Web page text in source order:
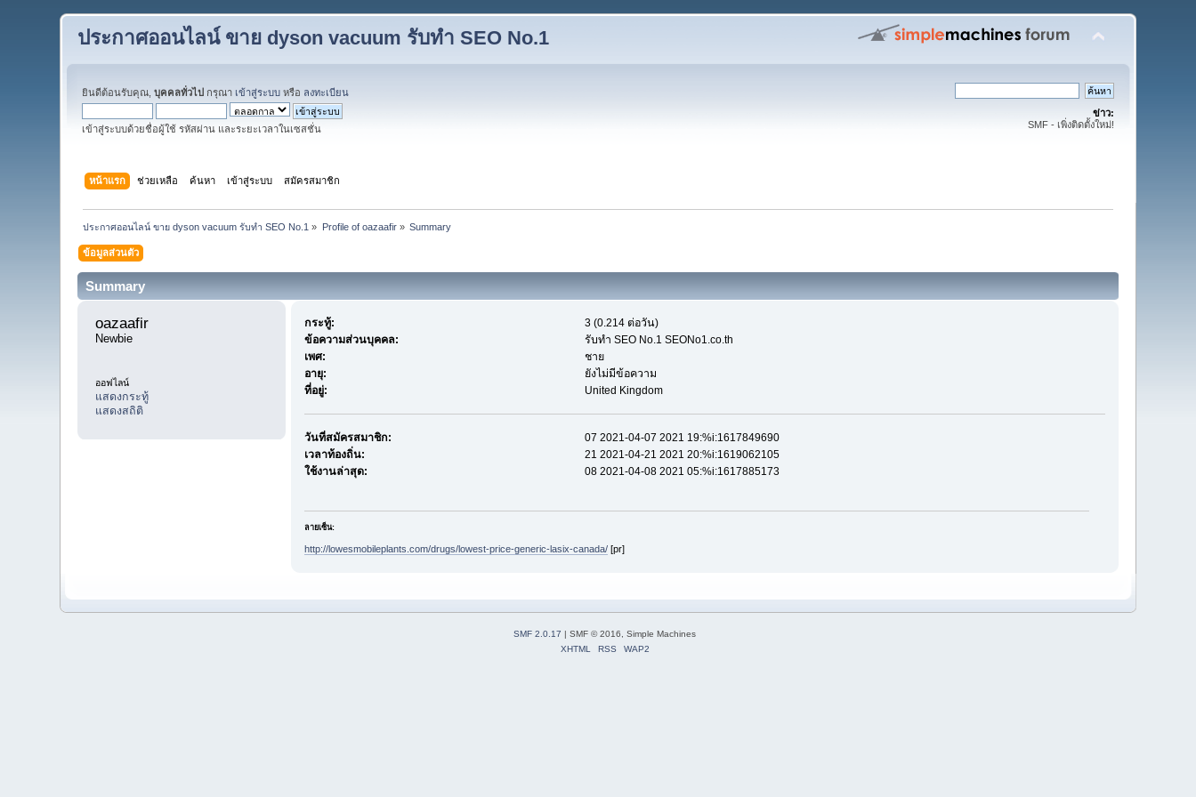
ประกาศออนไลน์ ขาย dyson vacuum รับทำ SEO No.1
ยินดีต้อนรับคุณ,บุคคลทั่วไป กรุณา เข้าสู่ระบบ หรือ ลงทะเบียน
เข้าสู่ระบบด้วยชื่อผู้ใช้ รหัสผ่าน และระยะเวลาในเซสชั่น
ข่าว:
SMF - เพิ่งติดตั้งใหม่!
หน้าแรก ช่วยเหลือ ค้นหา เข้าสู่ระบบ สมัครสมาชิก
ประกาศออนไลน์ ขาย dyson vacuum รับทำ SEO No.1 » Profile of oazaafir» Summary
ข้อมูลส่วนตัว
Summary
oazaafir
Newbie
ออฟไลน์
แสดงกระทู้
แสดงสถิติ
กระทู้:
3 (0.214 ต่อวัน)
ข้อความส่วนบุคคล:
รับทำ SEO No.1 SEONo1.co.th
เพศ:
ชาย
อายุ:
ยังไม่มีข้อความ
ที่อยู่:
United Kingdom
วันที่สมัครสมาชิก:
07 2021-04-07 2021 19:%i:1617849690
เวลาท้องถิ่น:
21 2021-04-21 2021 20:%i:1619062105
ใช้งานล่าสุด:
08 2021-04-08 2021 05:%i:1617885173
ลายเซ็น:
http://lowesmobileplants.com/drugs/lowest-price-generic-lasix-canada/[pr]
SMF 2.0.17 | SMF © 2016, Simple Machines
XHTML
RSS WAP2